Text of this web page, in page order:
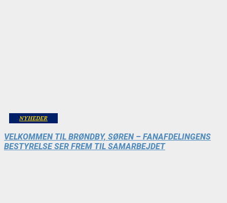
NYHEDER
VELKOMMEN TIL BRØNDBY, SØREN – FANAFDELINGENS
BESTYRELSE SER FREM TIL SAMARBEJDET